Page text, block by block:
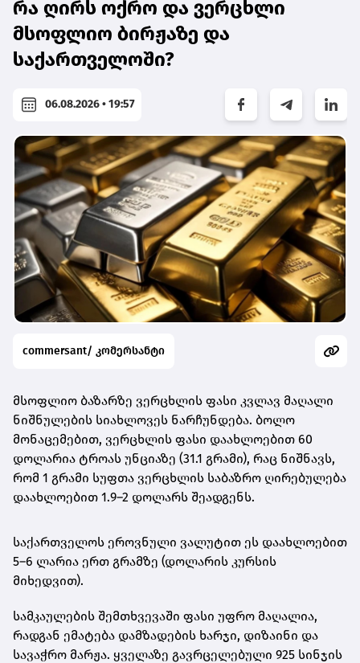
რა ღირს ოქრო და ვერცხლი
მსოფლიო ბირჟაზე და
საქართველოში?
06.08.2026 • 19:57
commersant/ კომერსანტი
მსოფლიო ბაზარზე ვერცხლის ფასი კვლავ მაღალი
ნიშნულების სიახლოვეს ნარჩუნდება. ბოლო
მონაცემებით, ვერცხლის ფასი დაახლოებით 60
დოლარია ტროას უნციაზე (31.1 გრამი), რაც ნიშნავს,
რომ 1 გრამი სუფთა ვერცხლის საბაზრო ღირებულება
დაახლოებით 1.9–2 დოლარს შეადგენს.
საქართველოს ეროვნული ვალუტით ეს დაახლოებით
5–6 ლარია ერთ გრამზე (დოლარის კურსის
მიხედვით).
სამკაულების შემთხვევაში ფასი უფრო მაღალია,
რადგან ემატება დამზადების ხარჯი, დიზაინი და
სავაჭრო მარჟა. ყველაზე გავრცელებული 925 სინჯის